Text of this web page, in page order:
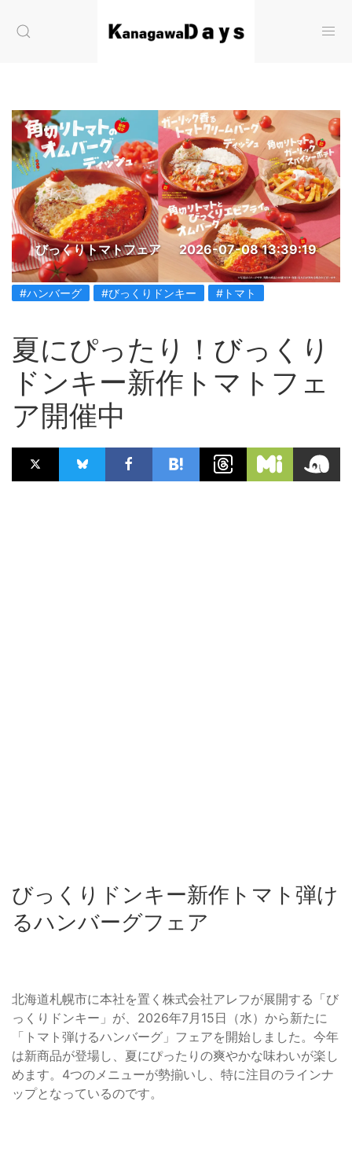
びっくりトマトフェア 2026-07-08 13:39:19
#ハンバーグ #びっくりドンキー #トマト
夏にぴったり！びっくり
ドンキー新作トマトフェ
ア開催中
びっくりドンキー新作トマト弾け
るハンバーグフェア
北海道札幌市に本社を置く株式会社アレフが展開する「び
っくりドンキー」が、2026年7月15日（水）から新たに
「トマト弾けるハンバーグ」フェアを開始しました。今年
は新商品が登場し、夏にぴったりの爽やかな味わいが楽し
めます。4つのメニューが勢揃いし、特に注目のラインナ
ップとなっているのです。